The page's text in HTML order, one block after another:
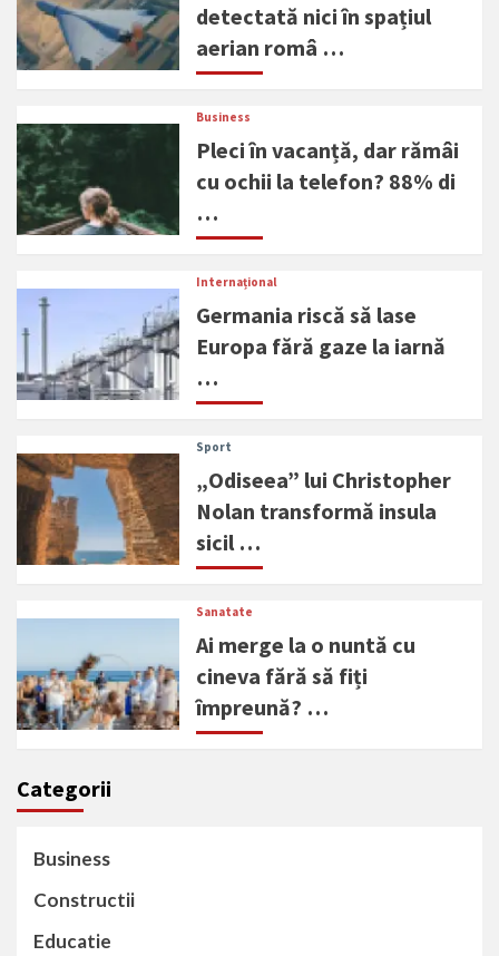
detectată nici în spațiul
aerian româ …
Business
Pleci în vacanță, dar rămâi
cu ochii la telefon? 88% di
…
Internațional
Germania riscă să lase
Europa fără gaze la iarnă
…
Sport
„Odiseea” lui Christopher
Nolan transformă insula
sicil …
Sanatate
Ai merge la o nuntă cu
cineva fără să fiți
împreună? …
Categorii
Business
Constructii
Educatie